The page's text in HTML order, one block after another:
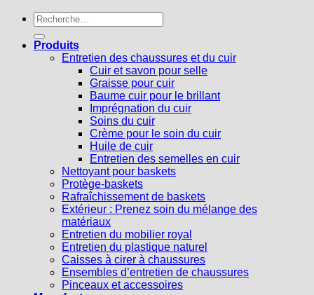
Recherche
pour :
Produits
Entretien des chaussures et du cuir
Cuir et savon pour selle
Graisse pour cuir
Baume cuir pour le brillant
Imprégnation du cuir
Soins du cuir
Crème pour le soin du cuir
Huile de cuir
Entretien des semelles en cuir
Nettoyant pour baskets
Protège-baskets
Rafraîchissement de baskets
Extérieur : Prenez soin du mélange des
matériaux
Entretien du mobilier royal
Entretien du plastique naturel
Caisses à cirer à chaussures
Ensembles d’entretien de chaussures
Pinceaux et accessoires